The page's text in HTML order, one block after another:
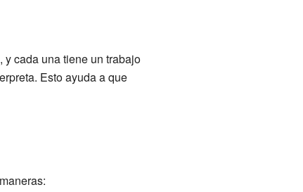
cada una tiene un trabajo
Esto ayuda a que